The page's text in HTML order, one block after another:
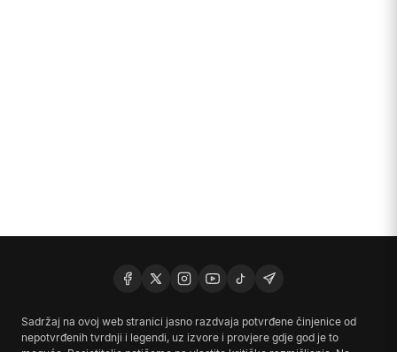
Sadržaj na ovoj web stranici jasno razdvaja potvrđene činjenice od
nepotvrđenih tvrdnji i legendi, uz izvore i provjere gdje god je to